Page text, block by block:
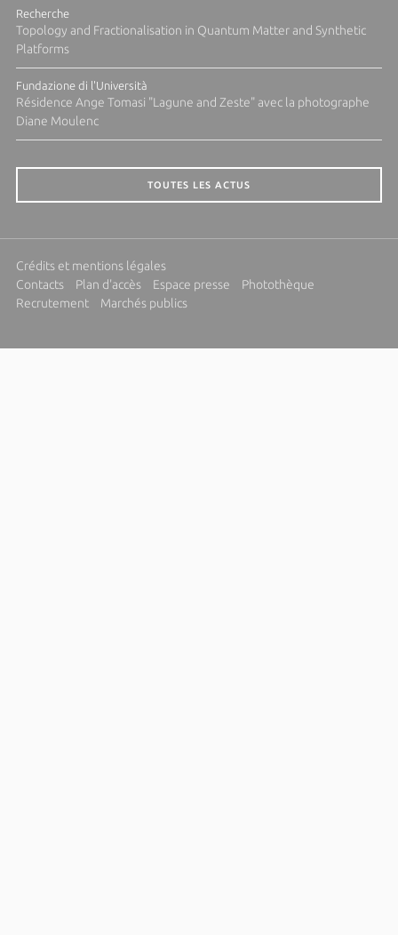
Recherche
Topology and Fractionalisation in Quantum Matter and Synthetic
Platforms
Fundazione di l'Università
Résidence Ange Tomasi "Lagune and Zeste" avec la photographe
Diane Moulenc
TOUTES LES ACTUS
Crédits et mentions légales
Contacts
Plan d'accès Espace presse
Photothèque
Recrutement
Marchés publics